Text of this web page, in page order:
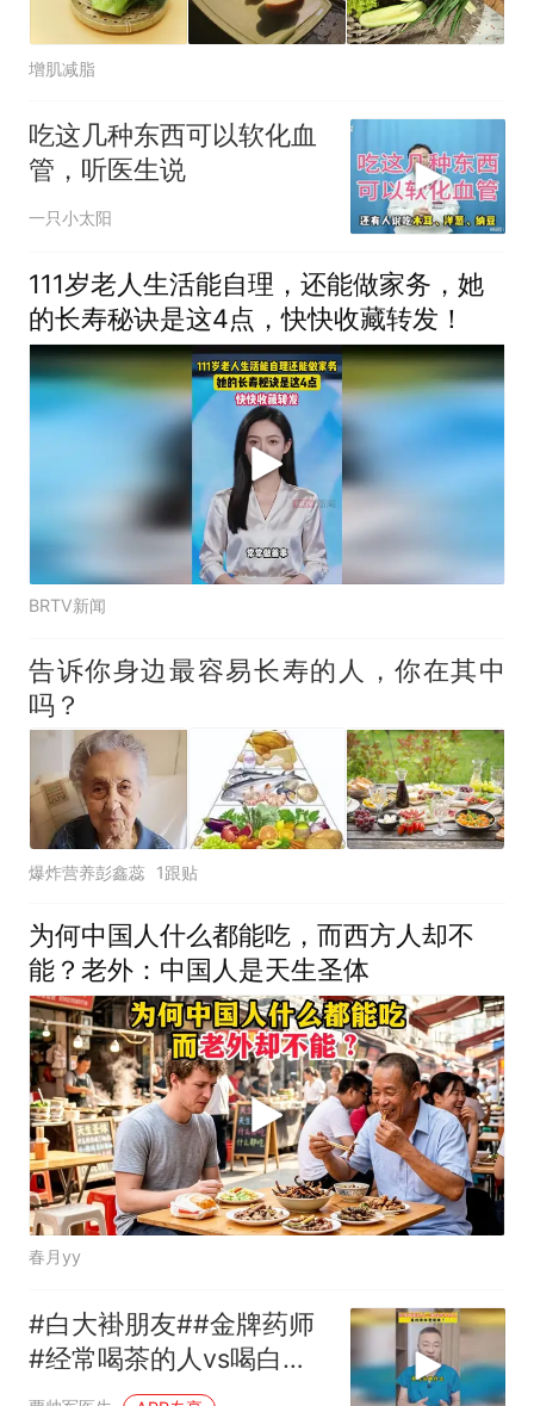
增肌减脂
吃这几种东西可以软化血
管，听医生说
一只小太阳
111岁老人生活能自理，还能做家务，她
的长寿秘诀是这4点，快快收藏转发！
BRTV新闻
告诉你身边最容易长寿的人，你在其中
吗？
爆炸营养彭鑫蕊 1跟贴
为何中国人什么都能吃，而西方人却不
能？老外：中国人是天生圣体
春月yy
#白大褂朋友##金牌药师
#经常喝茶的人vs喝白开
水的人，谁的身体更健